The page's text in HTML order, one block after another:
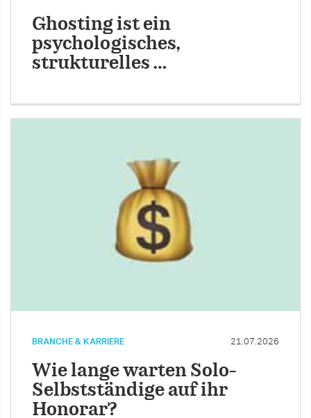
Ghosting ist ein
psychologisches,
strukturelles …
BRANCHE & KARRIERE 21.07.2026
Wie lange warten Solo-
Selbstständige auf ihr
Honorar?